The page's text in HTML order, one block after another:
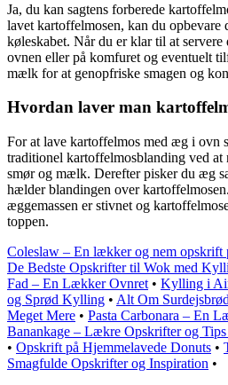
Ja, du kan sagtens forberede
lavet kartoffelmosen, kan du
køleskabet. Når du er klar til at
ovnen eller på komfuret og eventuelt
mælk for at genopfriske smagen og
Hvordan laver man
For at lave kartoffelmos med æg i ovn
traditionel kartoffelmosblanding ved at
smør og mælk. Derefter pisker du æg
hælder blandingen over
æggemassen er stivnet og
toppen.
Coleslaw – En lækker og nem opskrift
De Bedste Opskrifter til Wok med
Fad – En Lækker Ovnret • Kylling i
og Sprød Kylling • Alt Om
Meget Mere • Pasta Carbonara – En
Banankage – Lækre Opskrifter og
• Opskrift på Hjemmelavede Donuts •
Smagfulde Opskrifter og Inspiration •